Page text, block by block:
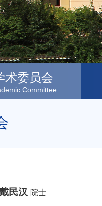
术委员会
Committee
戴民汉 院士